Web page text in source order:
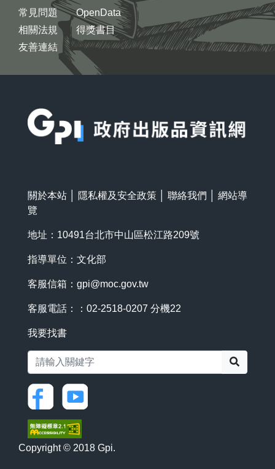
常見問題
相關法規
友善連結
OpenData
得獎書目
關於本站 隱私權及安全政策 聯絡我們
網站導
覽
地址：10491台北市中山區松江路209號
指導單位：文化部
客服信箱： gpi@moc.gov.tw
客服電話：：02-2518-0207 分機22
我要找書
Copyright © 2018 Gpi.